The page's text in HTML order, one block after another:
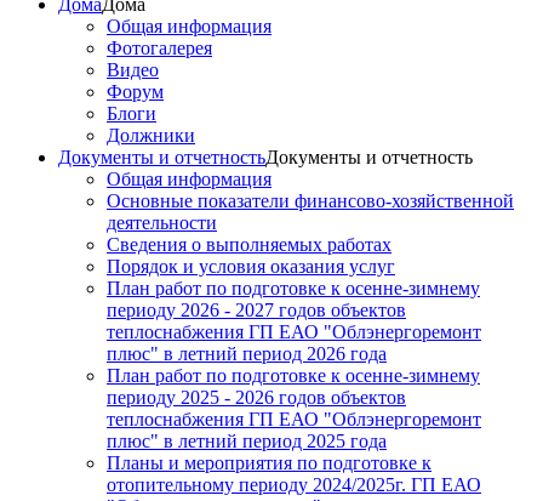
ДомаДома
Общая информация
Фотогалерея
Видео
Форум
Блоги
Должники
Документы и отчетностьДокументы и отчетность
Общая информация
Основные показатели финансово-хозяйственной
деятельности
Сведения о выполняемых работах
Порядок и условия оказания услуг
План работ по подготовке к осенне-зимнему
периоду 2026 - 2027 годов объектов
теплоснабжения ГП ЕАО "Облэнергоремонт
плюс" в летний период 2026 года
План работ по подготовке к осенне-зимнему
периоду 2025 - 2026 годов объектов
теплоснабжения ГП ЕАО "Облэнергоремонт
плюс" в летний период 2025 года
Планы и мероприятия по подготовке к
отопительному периоду 2024/2025г. ГП ЕАО